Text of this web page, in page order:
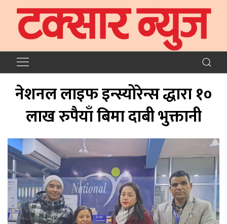
नेशनल लाइफ इन्स्योरेन्स द्धारा १०
लाख रुपैयाँ बिमा दाबी भुक्तानी